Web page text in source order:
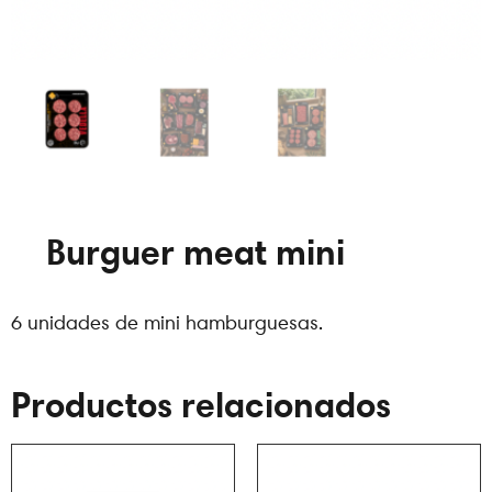
Burguer meat mini
6 unidades de mini hamburguesas.
Productos relacionados